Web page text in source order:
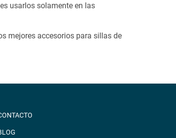
usarlos solamente en las
mejores accesorios para sillas de